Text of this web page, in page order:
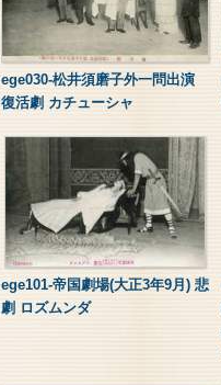
ege030-松井須磨子外一問出演
復活劇 カチューシャ
ege101-帝国劇場(大正3年9月) 悲
劇 ロズムンダ